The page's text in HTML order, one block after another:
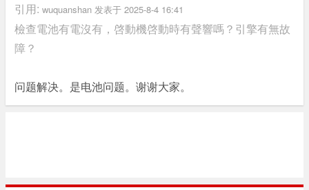
引用: wuquanshan 发表于 2025-8-4 16:41
檢查電池有電沒有，啓動機啓動時有聲響嗎？引擎有無故
障？
问题解决。是电池问题。谢谢大家。